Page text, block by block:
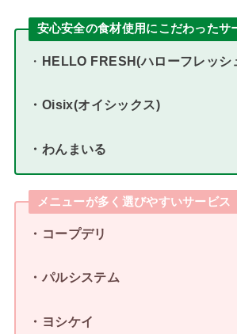
安心安全の食材使用にこだわったサ
・ HELLO FRESH(ハローフレッシ
・Oisix(オイシックス)
・わんまいる
メニューが多く選びやすいサービス
・コープデリ
・パルシステム
・ヨシケイ